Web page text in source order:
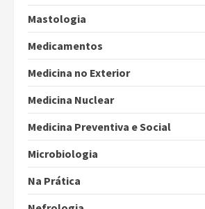
Mastologia
Medicamentos
Medicina no Exterior
Medicina Nuclear
Medicina Preventiva e Social
Microbiologia
Na Prática